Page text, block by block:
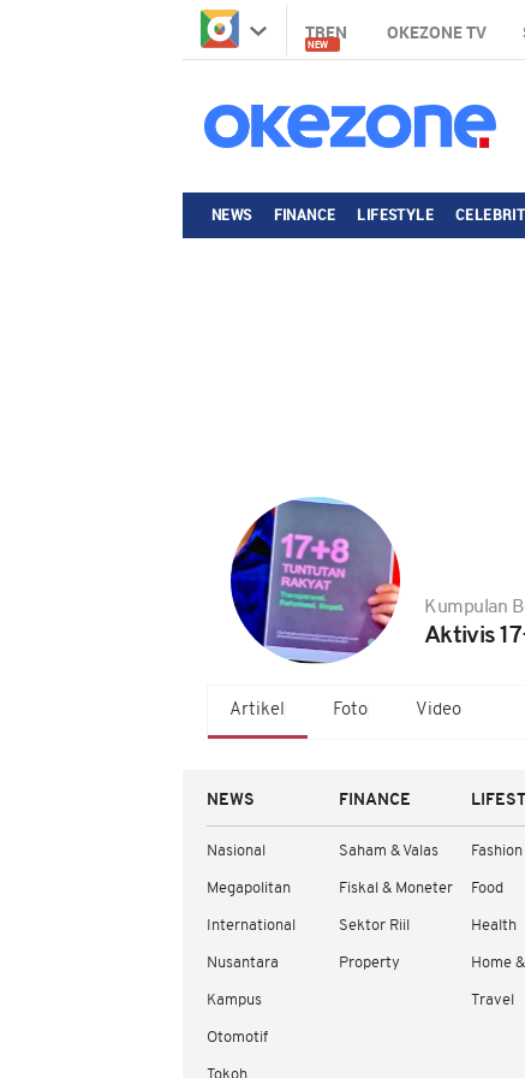
TREN
NEW
OKEZONE TV
NEWS FINANCE LIFESTYLE
Kumpulan
Aktivis
Artikel Foto Video
NEWS
Nasional
Megapolitan
International
Nusantara
Kampus
Otomotif
FINANCE
Saham & Valas
Fiskal & Moneter
Sektor Riil
Property
Fashion
Food
Health
Home
Travel